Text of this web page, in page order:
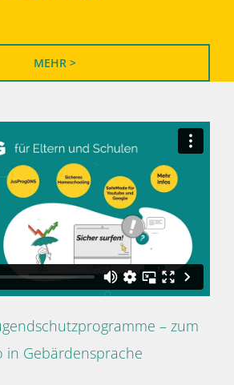
MEHR >
– zum
in Gebärdensprache